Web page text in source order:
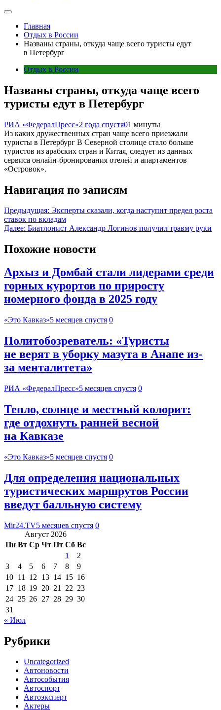
Главная
Отдых в России
Названы страны, откуда чаще всего туристы едут
в Петербург
Отдых в России
Названы страны, откуда чаще всего
туристы едут в Петербург
РИА «ФедералПресс»2 года спустя01 минуты
Из каких дружественных стран чаще всего приезжали
туристы в Петербург В Северной столице стало больше
туристов из арабских стран и Китая, следует из данных
сервиса онлайн-бронирования отелей и апартаментов
«Островок».
Навигация по записям
Предыдущая: Эксперты сказали, когда наступит предел роста
ставок по вкладам
Далее: Биатлонист Александр Логинов получил травму руки
Похожие новости
Архыз и Домбай стали лидерами среди
горных курортов по приросту
номерного фонда в 2025 году
«Это Кавказ»5 месяцев спустя 0
Политобозреватель: «Туристы
не верят в уборку мазута в Анапе из-
за менталитета»
РИА «ФедералПресс»5 месяцев спустя 0
Тепло, солнце и местный колорит:
где отдохнуть ранней весной
на Кавказе
«Это Кавказ»5 месяцев спустя 0
Для определения национальных
туристических маршрутов России
введут балльную систему
Mir24.TV5 месяцев спустя 0
Август 2026
Пн Вт Ср Чт Пт Сб Вс
1
2
3
4 5 6 7 8
9
10 11 12 13 14 15 16
17 18 19 20 21 22 23
24 25 26 27 28 29 30
31
« Июл
Рубрики
Uncategorized
Автоновости
Автособытия
Автоспорт
Автоэксперт
Актеры